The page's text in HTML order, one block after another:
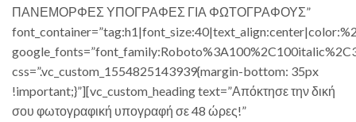
ΠΑΝΕΜΟΡΦΕΣ ΥΠΟΓΡΑΦΕΣ ΓΙΑ ΦΩΤΟΓΡΑΦΟΥΣ”
css=”.vc_custom_1554825143939{margin-bottom: 35px
!important;}”][vc_custom_heading text=”Απόκτησε την δική
σου φωτογραφική υπογραφή σε 48 ώρες!”